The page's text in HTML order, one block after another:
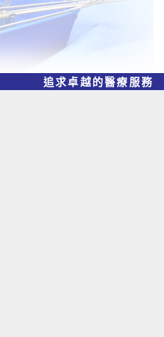
座 X HA Go工作坊
座 X HA Go工作坊
追求卓越的醫療服務